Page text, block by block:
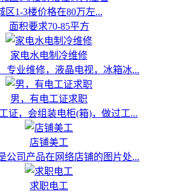
区1-3楼价格在80万左...
面积要求70-85平方
家电水电制冷维修
专业维修，液晶电视，冰箱冰...
男，有电工证求职
证，会组装电柜(箱)，做过工...
店铺美工
公司产品在网络店铺的图片处...
求职电工